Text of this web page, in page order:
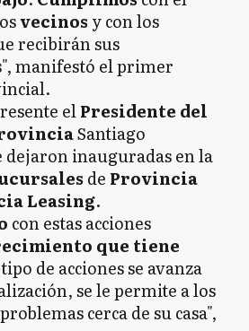
vecinos y con los
recibirán sus
manifestó el primer
elPresidente del
Santiago
dejaron inauguradas en la
de Provincia
Leasing.
con estas acciones
que tiene
de acciones se avanza
se le permite a los
cerca de su casa",